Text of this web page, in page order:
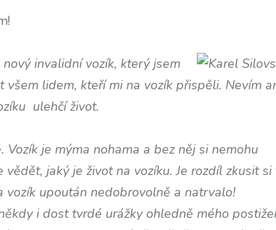
invalidní vozík, který jsem
lidem, kteří mi na vozík přispěli. Nevím
ulehčí život.
je mýma nohama a bez něj si nemohu
jaký je život na vozíku. Je rozdíl zkusit si
upoután nedobrovolně a natrvalo!
i dost tvrdé urážky ohledně mého